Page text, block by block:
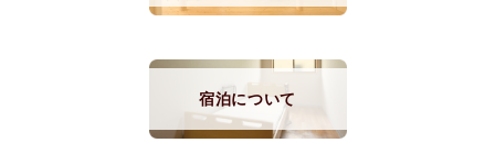
宿泊について